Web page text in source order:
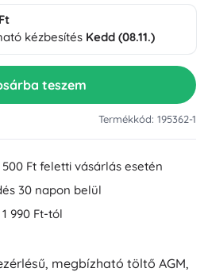
kézbesítés Kedd (08.11.)
teszem
Termékkód: 195362-1
Ft feletti vásárlás esetén
30 napon belül
990 Ft-tól
megbízható töltő AGM,